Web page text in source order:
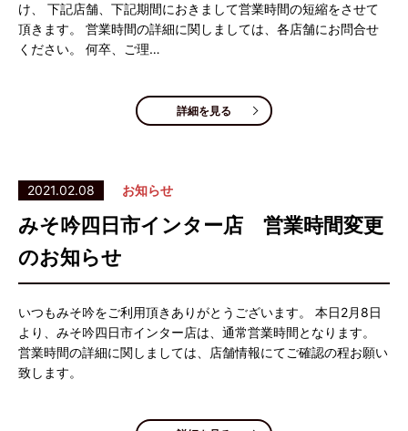
け、 下記店舗、下記期間におきまして営業時間の短縮をさせて
頂きます。 営業時間の詳細に関しましては、各店舗にお問合せ
ください。 何卒、ご理…
詳細を見る
2021.02.08 お知らせ
みそ吟四日市インター店 営業時間変更
のお知らせ
いつもみそ吟をご利用頂きありがとうございます。 本日2月8日
より、みそ吟四日市インター店は、通常営業時間となります。
営業時間の詳細に関しましては、店舗情報にてご確認の程お願い
致します。